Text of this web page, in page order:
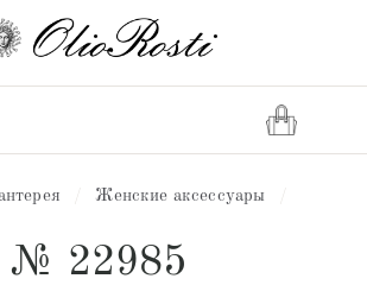
Женские аксессуары
№ 22985